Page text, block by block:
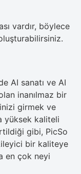
vardır, böylece
AI sanatı ve AI
inanılmaz bir
girmek ve
yüksek kaliteli
gibi, PicSo
bir kaliteye
en çok neyi